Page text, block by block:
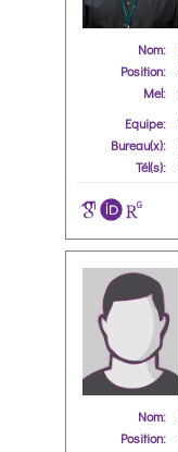
Nom:
Position:
Mel:
Equipe:
Bureau(x):
Tél(s):
Nom:
Position: